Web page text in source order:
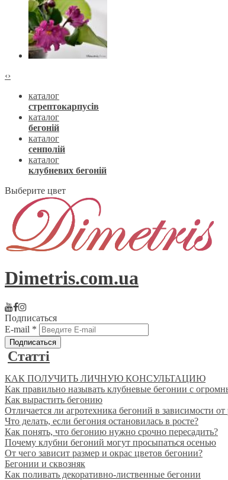
‹›
каталог
стрептокарпусів
каталог
бегоній
каталог
сенполій
каталог
клубневих бегоній
Выберите цвет
Dimetris.com.ua
Подписаться
E-mail *
Статті
КАК ПОЛУЧИТЬ ЛИЧНУЮ КОНСУЛЬТАЦИЮ
Как правильно называть клубневые бегонии с
Как вырастить бегонию
Отличается ли агротехника бегоний в зависимости
Что делать, если бегония остановилась в росте?
Как понять, что бегонию нужно срочно пересадить?
Почему клубни бегоний могут просыпаться осенью
От чего зависит размер и окрас цветов бегонии?
Бегонии и сквозняк
Как поливать декоративно-лиственные бегонии